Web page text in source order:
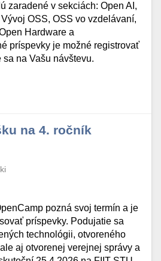
zaradené v sekciách: Open AI,
OSS, OSS vo vzdelávaní,
Hardware a
príspevky je možné registrovať
na Vašu návštevu.
na 4. ročník
pozná svoj termín a je
príspevky. Podujatie sa
technológii, otvoreného
aj otvorenej verejnej správy a